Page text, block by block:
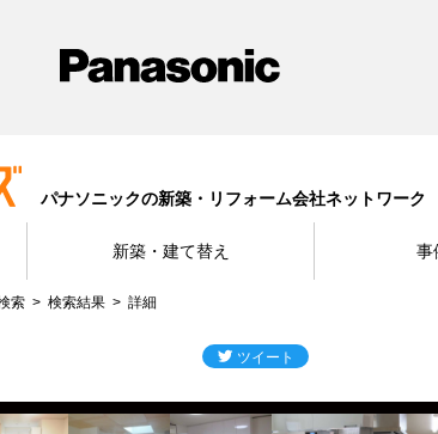
パナソニックの新築・リフォーム会社ネットワーク
新築・建て替え 事
索 検索結果 詳細